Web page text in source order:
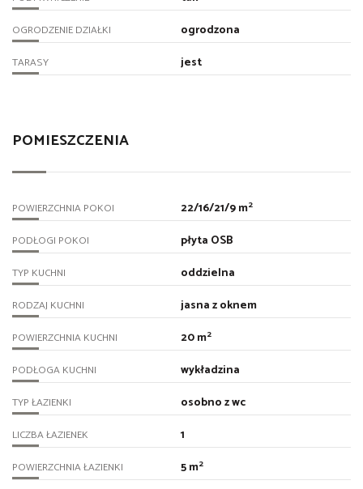
OGRODZENIE DZIAŁKI ogrodzona
TARASY jest
POMIESZCZENIA
POWIERZCHNIA POKOI 22/16/21/9 m2
PODŁOGI POKOI płyta OSB
TYP KUCHNI oddzielna
RODZAJ KUCHNI jasna z oknem
POWIERZCHNIA KUCHNI 20 m2
PODŁOGA KUCHNI wykładzina
TYP ŁAZIENKI osobno z wc
LICZBA ŁAZIENEK 1
POWIERZCHNIA ŁAZIENKI 5 m2